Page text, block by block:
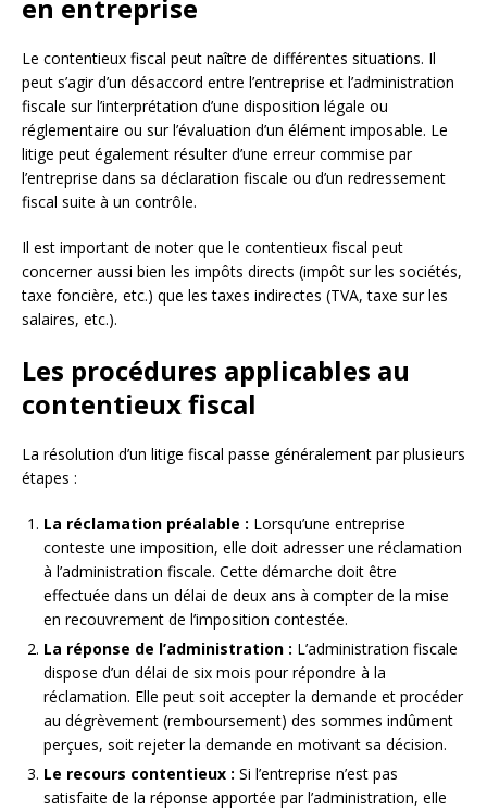
en entreprise
Le contentieux fiscal peut naître de différentes situations. Il
peut s’agir d’un désaccord entre l’entreprise et l’administration
fiscale sur l’interprétation d’une disposition légale ou
réglementaire ou sur l’évaluation d’un élément imposable. Le
litige peut également résulter d’une erreur commise par
l’entreprise dans sa déclaration fiscale ou d’un redressement
fiscal suite à un contrôle.
Il est important de noter que le contentieux fiscal peut
concerner aussi bien les impôts directs (impôt sur les sociétés,
taxe foncière, etc.) que les taxes indirectes (TVA, taxe sur les
salaires, etc.).
Les procédures applicables au
contentieux fiscal
La résolution d’un litige fiscal passe généralement par plusieurs
étapes :
La réclamation préalable : Lorsqu’une entreprise
conteste une imposition, elle doit adresser une réclamation
à l’administration fiscale. Cette démarche doit être
effectuée dans un délai de deux ans à compter de la mise
en recouvrement de l’imposition contestée.
La réponse de l’administration : L’administration fiscale
dispose d’un délai de six mois pour répondre à la
réclamation. Elle peut soit accepter la demande et procéder
au dégrèvement (remboursement) des sommes indûment
perçues, soit rejeter la demande en motivant sa décision.
Le recours contentieux : Si l’entreprise n’est pas
satisfaite de la réponse apportée par l’administration, elle